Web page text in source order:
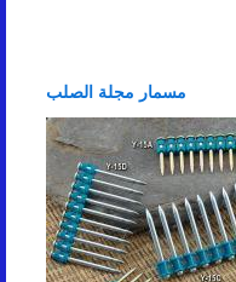
مسمار مجلة الصلب